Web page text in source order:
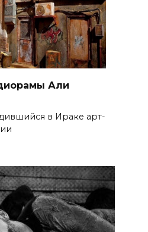
Али
в Ираке арт-